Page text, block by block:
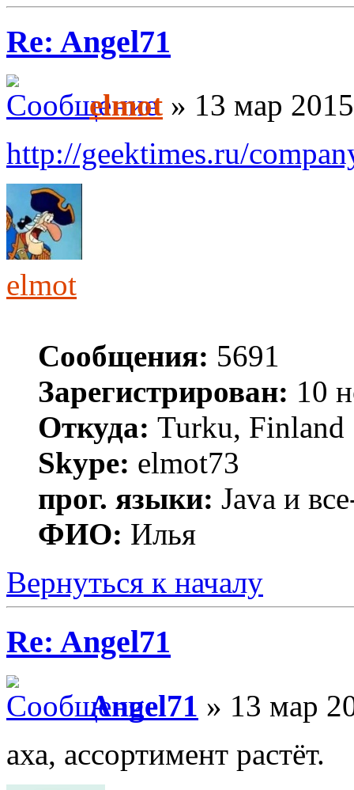
Re: Angel71
elmot » 13 мар
http://geektimes.ru/
elmot
Сообщения: 5691
Зарегистрирован: 10
Откуда: Turku, Finland
Skype: elmot73
прог. языки: Java и
ФИО: Илья
Вернуться к началу
Re: Angel71
Angel71 » 13 мар
аха, ассортимент растёт.